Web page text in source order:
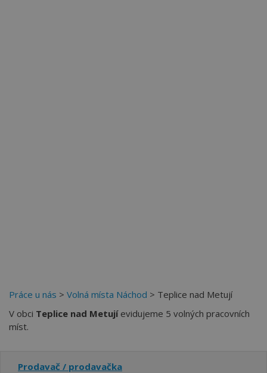
Práce u nás > Volná místa Náchod > Teplice nad Metují
V obci Teplice nad Metujíevidujeme 5 volných pracovních
míst.
Prodavač / prodavačka